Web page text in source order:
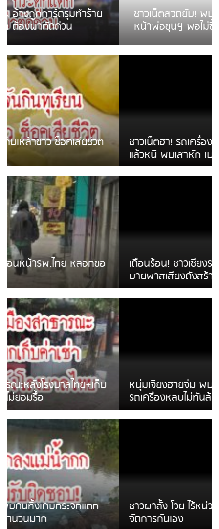
ชาวเน็ตสวดยับ! พบพม่าเร่ขายพวงมาลัย
หน้าพ่อขุนฯ พอไม่ซื้อเดินตาม
ชาวเน็ตฮา! รถเครื่องแม่สายชนป้ายร้านโลงศพ
แล้วหนี พบเสาหัก เบรคหัก หวิดได้ใช้บริการ
เดือนร้อน! ชาวเชียงรายบ่นรถ Isuzu สีขาวซิ่ง
บายพาสเสียงดังสร้างความรำคาญ
หนุ่มเจียงฮายจ่ม พบถังน้ำดื่มตกกลางถนน
รถเครื่องหลบไม่ทันล้มบาดเจ็บ
ชาวผาลั้ง โวย ไร้หน่วยงานดูแล ดินสไลด์ ต้อง
จัดการกันเอง